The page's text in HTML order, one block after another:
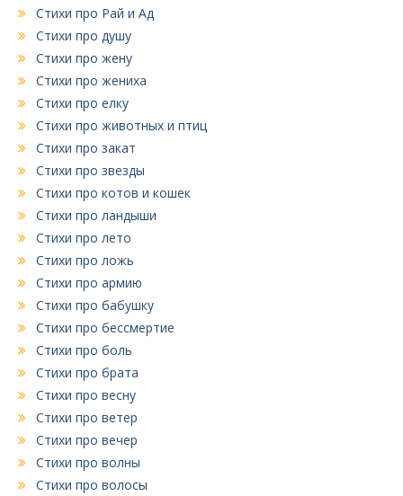
Стихи про Рай и Ад
Стихи про душу
Стихи про жену
Стихи про жениха
Стихи про елку
Стихи про животных и птиц
Стихи про закат
Стихи про звезды
Стихи про котов и кошек
Стихи про ландыши
Стихи про лето
Стихи про ложь
Стихи про армию
Стихи про бабушку
Стихи про бессмертие
Стихи про боль
Стихи про брата
Стихи про весну
Стихи про ветер
Стихи про вечер
Стихи про волны
Стихи про волосы